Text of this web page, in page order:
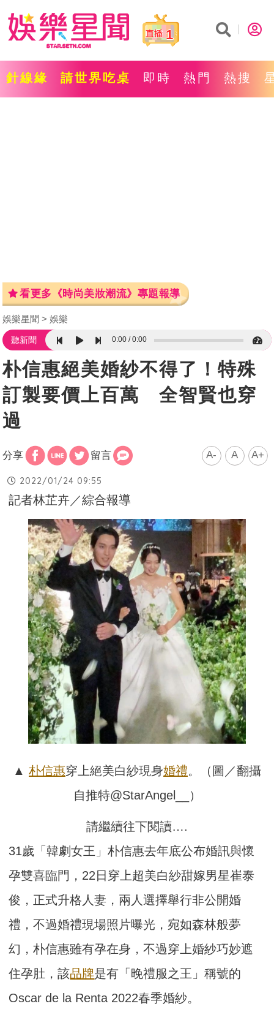
1
針線緣 請世界吃桌 即時 熱門 熱搜
看更多《時尚美妝潮流》專題報導
娛樂星聞 娛樂
聽新聞 0:00 0:00
朴信惠絕美婚紗不得了！特殊
訂製要價上百萬 全智賢也穿
過
分享 留言 A- A A+
2022/01/24 09:55
記者林芷卉／綜合報導
▲ 朴信惠穿上絕美白紗現身婚禮。（圖／翻攝
自推特@StarAngel__）
請繼續往下閱讀….
31歲「韓劇女王」朴信惠去年底公布婚訊與懷
孕雙喜臨門，22日穿上超美白紗甜嫁男星崔泰
俊，正式升格人妻，兩人選擇舉行非公開婚
禮，不過婚禮現場照片曝光，宛如森林般夢
幻，朴信惠雖有孕在身，不過穿上婚紗巧妙遮
住孕肚，該品牌是有「晚禮服之王」稱號的
Oscar de la Renta 2022春季婚紗。